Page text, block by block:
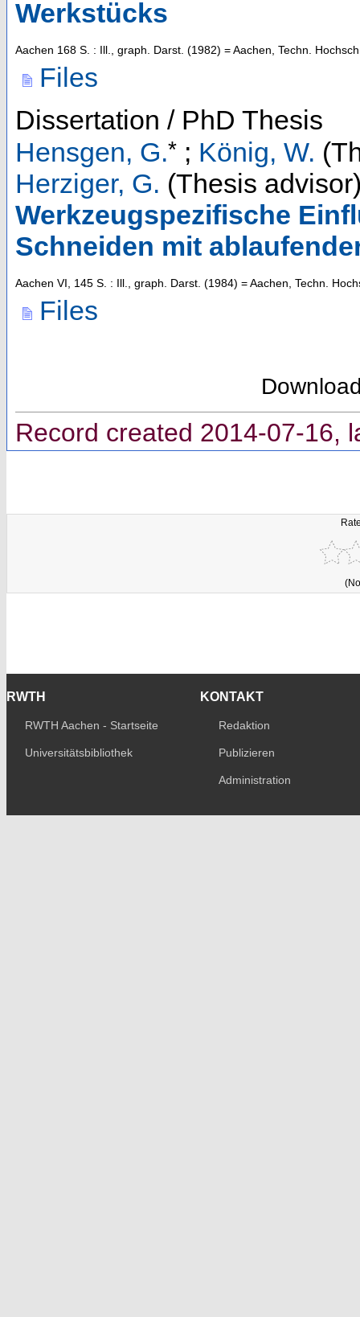
Werkstücks
Aachen 168 S. : Ill., graph. Darst. (1982) = Aachen, Techn.
Files
Dissertation / PhD Thesis
Hensgen, G.* ; König, W.
Herziger, G. (Thesis
Werkzeugspezifische
Schneiden mit
Aachen VI, 145 S. : Ill., graph. Darst. (1984) = Aachen, Techn.
Files
Record created 2014-07-16,
RWTH
RWTH Aachen - Startseite
Universitätsbibliothek
KONTAKT
Redaktion
Publizieren
Administration